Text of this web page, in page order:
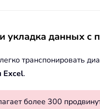
укладка данных
транспонировать
Excel.
более 300